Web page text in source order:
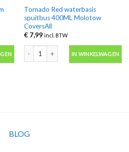
400ml Molotow aantal
Tornado Red waterbasis
spuitbus 400ML Molotow
CoversAll
€7,99 incl. BTW
Tornado Red waterbasis spuitbus
IN WINKELWAGEN
BLOG